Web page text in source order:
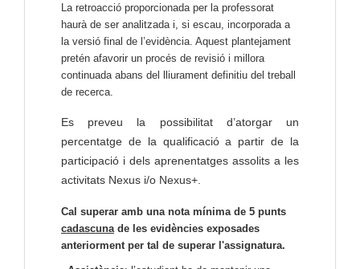
La retroacció proporcionada per la professorat
haurà de ser analitzada i, si escau, incorporada a
la versió final de l’evidència. Aquest plantejament
pretén afavorir un procés de revisió i millora
continuada abans del lliurament definitiu del treball
de recerca.
Es preveu la possibilitat d’atorgar un
percentatge de la qualificació a partir de la
participació i dels aprenentatges assolits a les
activitats Nexus i/o Nexus+.
Cal superar amb una nota mínima de 5 punts
cadascuna de les evidències exposades
anteriorment per tal de superar l'assignatura.